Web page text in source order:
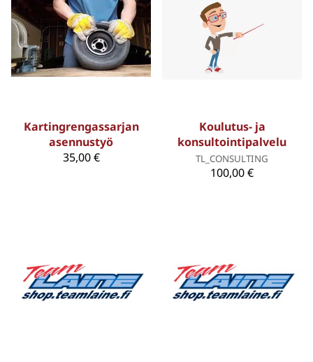
Kartingrengassarjan
asennustyö
35,00 €
Koulutus- ja
konsultointipalvelu
TL_CONSULTING
100,00 €